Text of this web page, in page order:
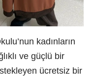
kadınların
ve güçlü bir
ücretsiz bir